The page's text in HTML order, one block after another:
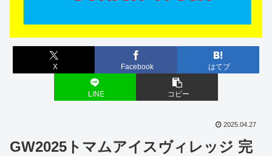
X Facebook はてブ
LINE コピー
2025.04.27
GW2025トマムアイスヴィレッジ 完